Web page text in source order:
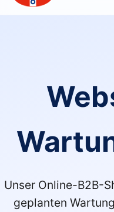
Unser Online-B2B-
geplanten